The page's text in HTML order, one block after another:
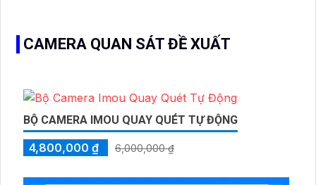
CAMERA QUAN SÁT ĐỀ XUẤT
BỘ CAMERA IMOU QUAY QUÉT TỰ ĐỘNG
4,800,000 ₫ 6,000,000 ₫